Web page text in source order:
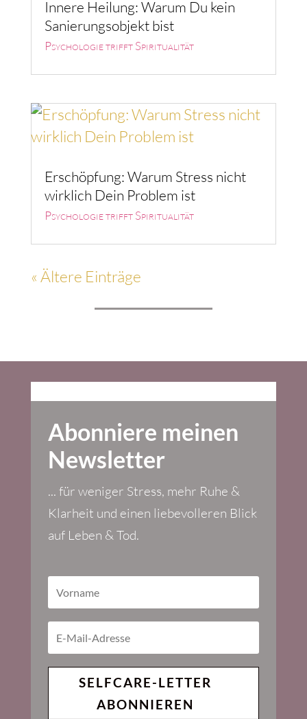
Innere Heilung: Warum Du kein
Sanierungsobjekt bist
Psychologie trifft Spiritualität
Erschöpfung: Warum Stress nicht
wirklich Dein Problem ist
Psychologie trifft Spiritualität
« Ältere Einträge
Abonniere meinen
Newsletter
... für weniger Stress, mehr Ruhe &
Klarheit und einen liebevolleren Blick
auf Leben & Tod.
SELFCARE-LETTER
ABONNIEREN